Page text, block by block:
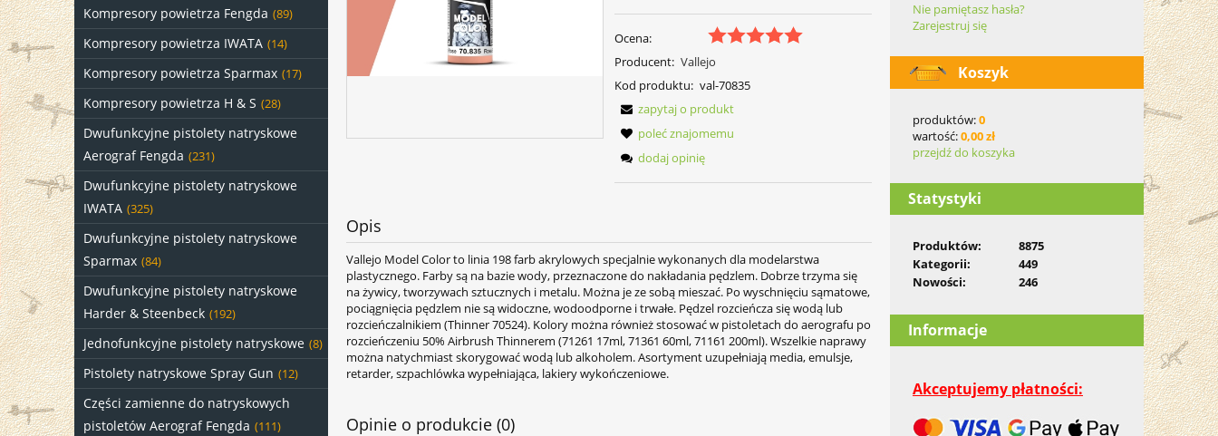
Kompresory powietrza Fengda (89)
Kompresory powietrza IWATA (14)
Kompresory powietrza Sparmax (17)
Kompresory powietrza H & S (28)
Dwufunkcyjne pistolety natryskowe
Aerograf Fengda (231)
Dwufunkcyjne pistolety natryskowe
IWATA (325)
Dwufunkcyjne pistolety natryskowe
Sparmax (84)
Dwufunkcyjne pistolety natryskowe
Harder & Steenbeck (192)
Jednofunkcyjne pistolety natryskowe (8)
Pistolety natryskowe Spray Gun (12)
Części zamienne do natryskowych
pistoletów Aerograf Fengda (111)
Ocena:
Producent: Vallejo
Kod produktu: val-70835
zapytaj o produkt
poleć znajomemu
dodaj opinię
Opis
Vallejo Model Color to linia 198 farb akrylowych specjalnie wykonanych dla modelarstwa
plastycznego. Farby są na bazie wody, przeznaczone do nakładania pędzlem. Dobrze trzyma się
na żywicy, tworzywach sztucznych i metalu. Można je ze sobą mieszać. Po wyschnięciu sąmatowe,
pociągnięcia pędzlem nie są widoczne, wodoodporne i trwałe. Pędzel rozcieńcza się wodą lub
rozcieńczalnikiem (Thinner 70524). Kolory można również stosować w pistoletach do aerografu po
rozcieńczeniu 50% Airbrush Thinnerem (71261 17ml, 71361 60ml, 71161 200ml). Wszelkie naprawy
można natychmiast skorygować wodą lub alkoholem. Asortyment uzupełniają media, emulsje,
retarder, szpachlówka wypełniająca, lakiery wykończeniowe.
Opinie o produkcie (0)
Nie pamiętasz hasła?
Zarejestruj się
Koszyk
produktów:0
wartość:0,00 zł
przejdź do koszyka
Statystyki
Produktów:
8875
Kategorii:
449
Nowości:
246
Informacje
Akceptujemy płatności: